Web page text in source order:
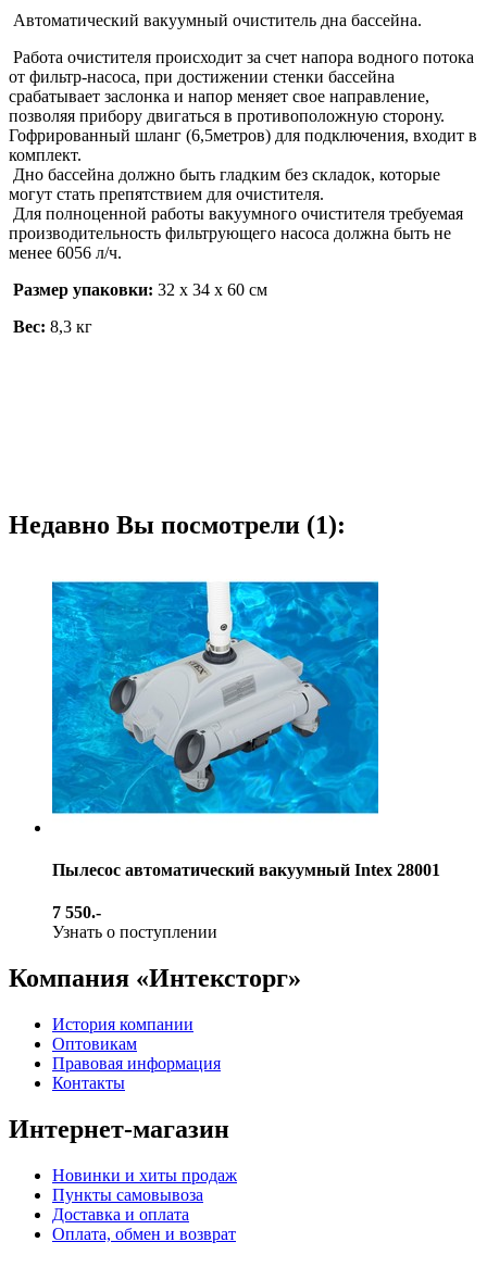
Автоматический вакуумный очиститель дна бассейна.
Работа очистителя происходит за счет напора водного потока
от фильтр-насоса, при достижении стенки бассейна
срабатывает заслонка и напор меняет свое направление,
позволяя прибору двигаться в противоположную сторону.
Гофрированный шланг (6,5метров) для подключения, входит в
комплект.
Дно бассейна должно быть гладким без складок, которые
могут стать препятствием для очистителя.
Для полноценной работы вакуумного очистителя требуемая
производительность фильтрующего насоса должна быть не
менее 6056 л/ч.
Размер упаковки: 32 х 34 х 60 см
Вес: 8,3 кг
Недавно Вы посмотрели (1):
Пылесос автоматический вакуумный Intex 28001
7 550.-
Узнать о поступлении
Компания «Интексторг»
История компании
Оптовикам
Правовая информация
Контакты
Интернет-магазин
Новинки и хиты продаж
Пункты самовывоза
Доставка и оплата
Оплата, обмен и возврат